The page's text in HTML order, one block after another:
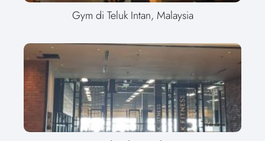
Gym di Teluk Intan, Malaysia